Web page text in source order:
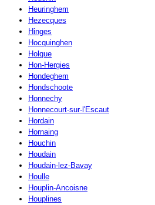
Heuringhem
Hezecques
Hinges
Hocquinghen
Holque
Hon-Hergies
Hondeghem
Hondschoote
Honnechy
Honnecourt-sur-l'Escaut
Hordain
Hornaing
Houchin
Houdain
Houdain-lez-Bavay
Houlle
Houplin-Ancoisne
Houplines